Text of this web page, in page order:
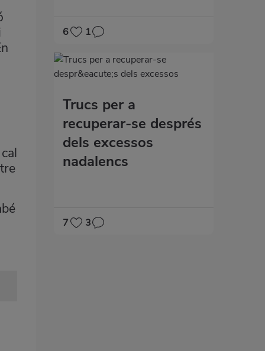
6 1
Trucs per a
recuperar-se després
dels excessos
nadalencs
7 3